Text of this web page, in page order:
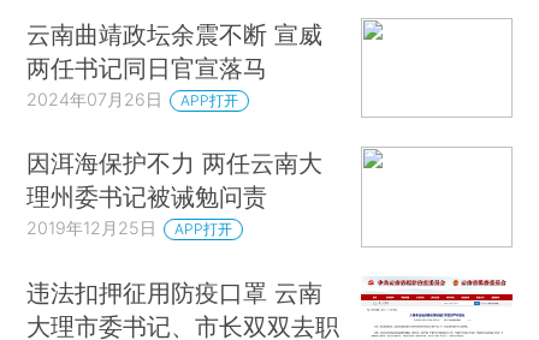
云南曲靖政坛余震不断 宣威
两任书记同日官宣落马
2024年07月26日 APP打开
因洱海保护不力 两任云南大
理州委书记被诫勉问责
2019年12月25日 APP打开
违法扣押征用防疫口罩 云南
大理市委书记、市长双双去职